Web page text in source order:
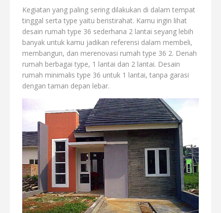
Kegiatan yang paling sering dilakukan di dalam tempat
tinggal serta type yaitu beristirahat. Kamu ingin lihat
desain rumah type 36 sederhana 2 lantai seyang lebih
banyak untuk kamu jadikan referensi dalam membeli,
membangun, dan merenovasi rumah type 36 2. Denah
rumah berbagai type, 1 lantai dan 2 lantai. Desain
rumah minimalis type 36 untuk 1 lantai, tanpa garasi
dengan taman depan lebar.